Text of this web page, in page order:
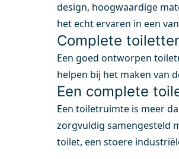
design, hoogwaardige
het echt ervaren in een
Complete
Een goed ontworpen
helpen bij het maken van
Een complete
Een toiletruimte is meer
zorgvuldig samengesteld
toilet, een stoere